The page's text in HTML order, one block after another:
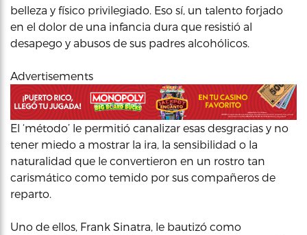
belleza y físico privilegiado. Eso sí, un talento forjado
en el dolor de una infancia dura que resistió al
desapego y abusos de sus padres alcohólicos.
Advertisements
El ‘método’ le permitió canalizar esas desgracias y no
tener miedo a mostrar la ira, la sensibilidad o la
naturalidad que le convertieron en un rostro tan
carismático como temido por sus compañeros de
reparto.
Uno de ellos, Frank Sinatra, le bautizó como